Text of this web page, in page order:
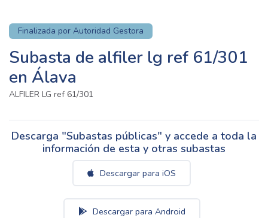
Finalizada por Autoridad Gestora
Subasta de alfiler lg ref 61/301
en Álava
ALFILER LG ref 61/301
Descarga "Subastas públicas" y accede a toda la
información de esta y otras subastas
Descargar para iOS
Descargar para Android